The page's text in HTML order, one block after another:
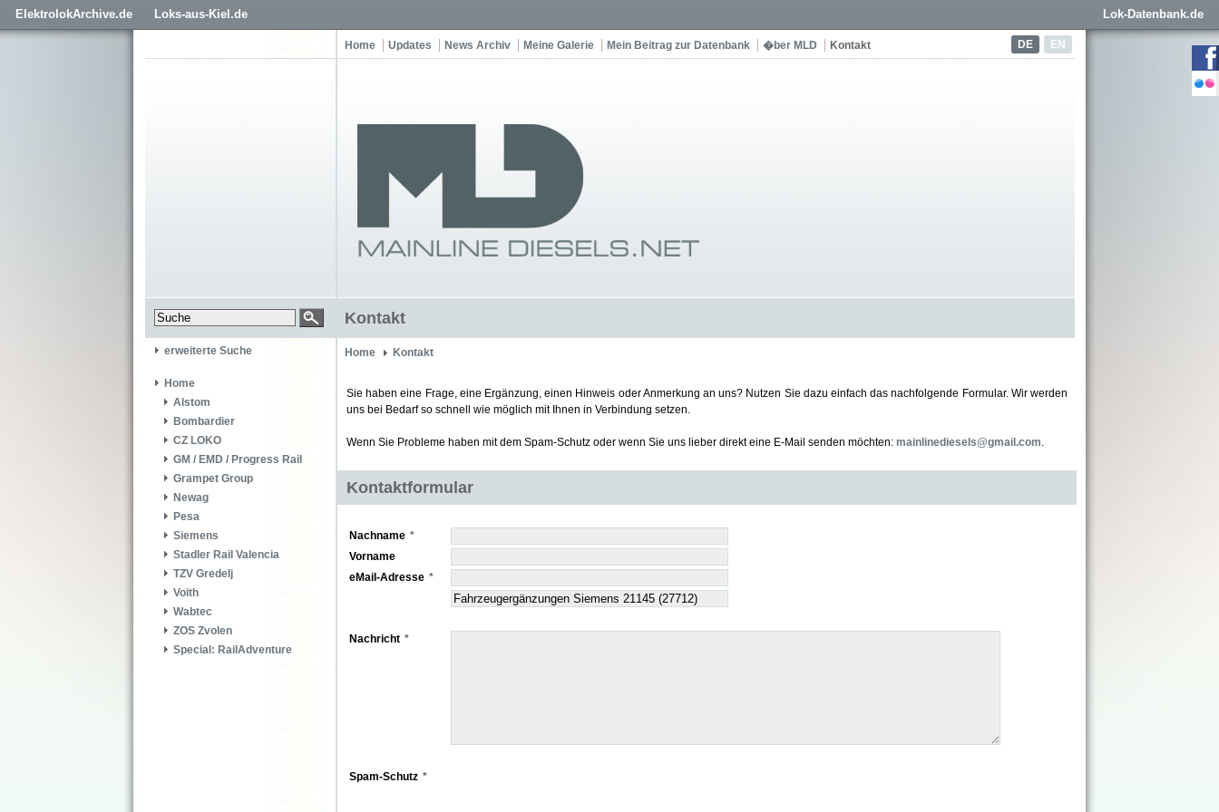
ElektrolokArchive.de Loks-aus-Kiel.de Lok-Datenbank.de
DE EN
Home Updates News Archiv Meine Galerie Mein Beitrag zur Datenbank �ber MLD Kontakt
Kontakt
erweiterte Suche
Home
Alstom
Bombardier
CZ LOKO
GM / EMD / Progress Rail
Grampet Group
Newag
Pesa
Siemens
Stadler Rail Valencia
TZV Gredelj
Voith
Wabtec
ZOS Zvolen
Special: RailAdventure
Home Kontakt
Sie haben eine Frage, eine Ergänzung, einen Hinweis oder Anmerkung an uns? Nutzen Sie dazu einfach das nachfolgende Formular. Wir werden
uns bei Bedarf so schnell wie möglich mit Ihnen in Verbindung setzen.
Wenn Sie Probleme haben mit dem Spam-Schutz oder wenn Sie uns lieber direkt eine E-Mail senden möchten: mainlinediesels@gmail.com.
Kontaktformular
Nachname
Vorname
eMail-Adresse
Nachricht
Spam-Schutz